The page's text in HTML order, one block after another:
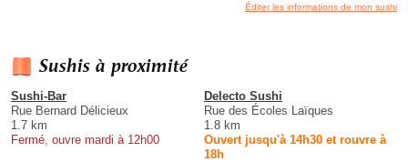
Éditer les informations de mon sushi
Sushis à proximité
Sushi-Bar
Rue Bernard Délicieux
1.7 km
Fermé, ouvre mardi à 12h00
Delecto Sushi
Rue des Écoles Laïques
1.8 km
Ouvert jusqu'à 14h30 et rouvre à
18h